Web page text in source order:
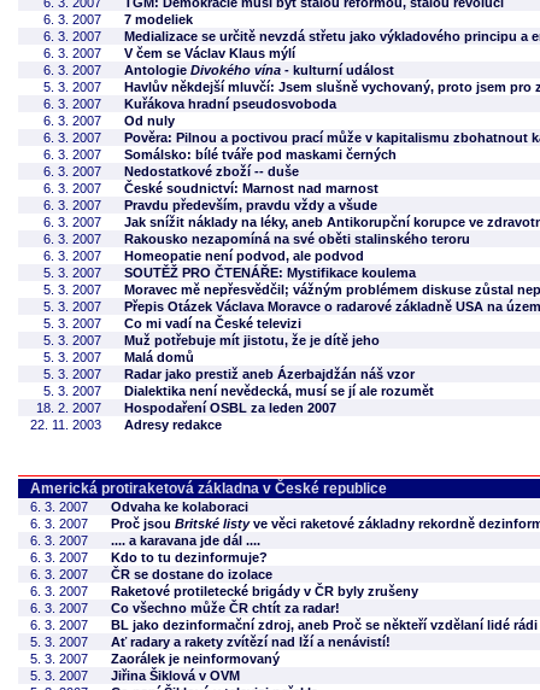
6. 3. 2007
7 modeliek
6. 3. 2007
Medializace se určitě nevzdá střetu jako výkladového principu
6. 3. 2007
V čem se Václav Klaus mýlí
6. 3. 2007
Antologie Divokého vína - kulturní událost
5. 3. 2007
Havlův někdejší mluvčí: Jsem slušně vychovaný, proto jsem pro
6. 3. 2007
Kuřákova hradní pseudosvoboda
6. 3. 2007
Od nuly
6. 3. 2007
Pověra: Pilnou a poctivou prací může v kapitalismu zbohatnout
6. 3. 2007
Somálsko: bílé tváře pod maskami černých
6. 3. 2007
Nedostatkové zboží -- duše
6. 3. 2007
České soudnictví: Marnost nad marnost
6. 3. 2007
Pravdu především, pravdu vždy a všude
6. 3. 2007
Jak snížit náklady na léky, aneb Antikorupční korupce ve
6. 3. 2007
Rakousko nezapomíná na své oběti stalinského teroru
6. 3. 2007
Homeopatie není podvod, ale podvod
5. 3. 2007
SOUTĚŽ PRO ČTENÁŘE: Mystifikace koulema
5. 3. 2007
Moravec mě nepřesvědčil; vážným problémem diskuse zůstal
5. 3. 2007
Přepis Otázek Václava Moravce o radarové základně USA na
5. 3. 2007
Co mi vadí na České televizi
5. 3. 2007
Muž potřebuje mít jistotu, že je dítě jeho
5. 3. 2007
Malá domů
5. 3. 2007
Radar jako prestiž aneb Ázerbajdžán náš vzor
5. 3. 2007
Dialektika není nevědecká, musí se jí ale rozumět
18. 2. 2007
Hospodaření OSBL za leden 2007
22. 11. 2003
Adresy redakce
Americká protiraketová základna v České republice
6. 3. 2007
Odvaha ke kolaboraci
6. 3. 2007
Proč jsou Britské listyve věci raketové základny rekordně
6. 3. 2007
.... a karavana jde dál ....
6. 3. 2007
Kdo to tu dezinformuje?
6. 3. 2007
ČR se dostane do izolace
6. 3. 2007
Raketové protiletecké brigády v ČR byly zrušeny
6. 3. 2007
Co všechno může ČR chtít za radar!
6. 3. 2007
BL jako dezinformační zdroj, aneb Proč se někteří vzdělaní lidé
5. 3. 2007
Ať radary a rakety zvítězí nad lží a nenávistí!
5. 3. 2007
Zaorálek je neinformovaný
5. 3. 2007
Jiřina Šiklová v OVM